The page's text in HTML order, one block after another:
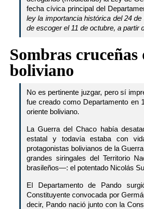
fecha cívica principal del
ley la importancia histórica del 24
de escoger el 11 de octubre, a partir
Sombras
boliviano
No es pertinente juzgar, pero sí
fue creado como Departamento en
oriente boliviano.
La Guerra del Chaco había
estatal y todavía estaba con
protagonistas bolivianos de la
grandes siringales del Territorio
brasileños—: el potentado Nicolás
El Departamento de Pando
Constituyente convocada por
decir, Pando nació junto con la